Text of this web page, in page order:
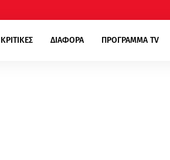
ΚΡΙΤΙΚΕΣ ΔΙΑΦΟΡΑ ΠΡΟΓΡΑΜΜΑ TV